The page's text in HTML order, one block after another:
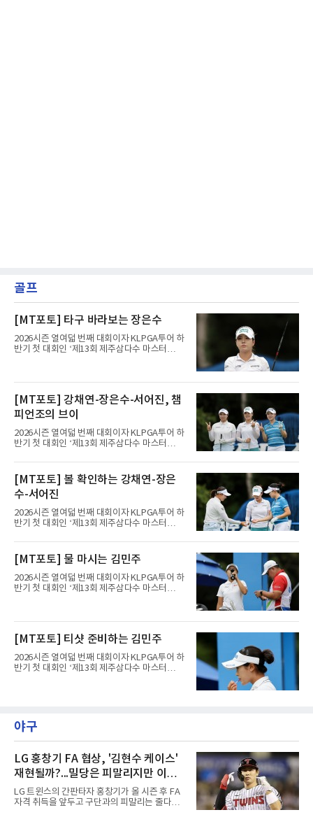
골프
[MT포토] 타구 바라보는 장은수
2026시즌 열여덟 번째 대회이자 KLPGA투어 하
반기 첫 대회인 ‘제13회 제주삼다수 마스터
트(파72/6,767야드)에서 열리고 있다.9일 현재
홀에서 경기하고 있다.
[MT포토] 강채연-장은수-서어진, 챔
피언조의 브이
2026시즌 열여덟 번째 대회이자 KLPGA투어 하
반기 첫 대회인 ‘제13회 제주삼다수 마스터
제주도 서귀포시에 위치한 테디밸리 골프앤리조
트(파72/6,767야드)에서 열리고 있다.9일 현재
최종라운드 경기가 펼쳐지고 있다.장은수가 1번
홀에서 경기하고 있다.
[MT포토] 볼 확인하는 강채연-장은
수-서어진
2026시즌 열여덟 번째 대회이자 KLPGA투어 하
반기 첫 대회인 ‘제13회 제주삼다수 마스터
제주도 서귀포시에 위치한 테디밸리 골프앤리조
트(파72/6,767야드)에서 열리고 있다.9일 현재
최종라운드 경기가 펼쳐지고 있다.장은수가 1번
홀에서 경기하고 있다.
[MT포토] 물 마시는 김민주
2026시즌 열여덟 번째 대회이자 KLPGA투어 하
반기 첫 대회인 ‘제13회 제주삼다수 마스터
트(파72/6,767야드)에서 열리고 있다.9일 현재
리)가 1번 홀에서 경기하고 있다.
[MT포토] 티샷 준비하는 김민주
2026시즌 열여덟 번째 대회이자 KLPGA투어 하
반기 첫 대회인 ‘제13회 제주삼다수 마스터
리)가 1번 홀에서 경기하고 있다.
야구
LG 홍창기 FA 협상, '김현수 케이스'
재현될까?...밀당은 피말리지만 이적
가능성은 낮아
LG 트윈스의 간판타자 홍창기가 올 시즌 후 FA
자격 취득을 앞두고 구단과의 피말리는 줄다리